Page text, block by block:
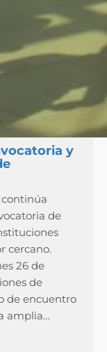
y
continúa
de
cercano.
26 de
de
de encuentro
amplia…